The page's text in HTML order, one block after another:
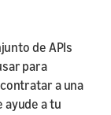
de APIs
para
a una
ayude a tu